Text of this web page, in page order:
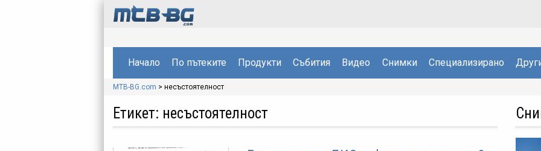
Начало По пътеките Продукти Събития Видео Снимки Специализирано
MTB-BG.com > несъстоятелност
Етикет: несъстоятелност